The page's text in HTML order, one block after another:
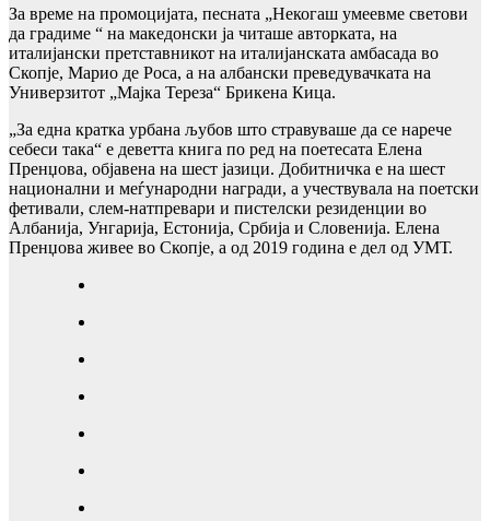
За време на промоцијата, песната „Некогаш умеевме светови
да градиме “ на македонски ја читаше авторката, на
италијански претставникот на италијанската амбасада во
Скопје, Марио де Роса, а на албански преведувачката на
Универзитот „Мајка Тереза“ Брикена Кица.
„За една кратка урбана љубов што стравуваше да се нарече
себеси така“ е деветта книга по ред на поетесата Елена
Пренџова, објавена на шест јазици. Добитничка е на шест
национални и меѓународни награди, а учествувала на поетски
фетивали, слем-натпревари и пистелски резиденции во
Албанија, Унгарија, Естонија, Србија и Словенија. Елена
Пренџова живее во Скопје, а од 2019 година е дел од УМТ.